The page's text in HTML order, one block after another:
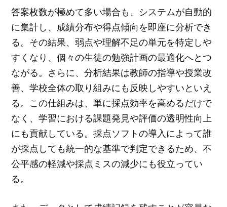
答案枚数が極めて多い場合も、システムが自動的
に集計し、成績分布や得点傾向を即座に分析でき
る。その結果、弱点や理解不足の単元を特定しや
すくなり、個々の生徒の勉強計画の最適化へとつ
ながる。さらに、分析結果は教師の指導や授業改
善、学校全体の取り組みにも反映しやすいといえ
る。この仕組みは、単に採点効率を高めるだけで
なく、学習における課題発見や評価の透明性向上
にも貢献している。採点ソフトの導入によって誰
が採点しても統一的な基準で判定できるため、不
公平感の軽減や採点ミスの減少にも役立ってい
る。